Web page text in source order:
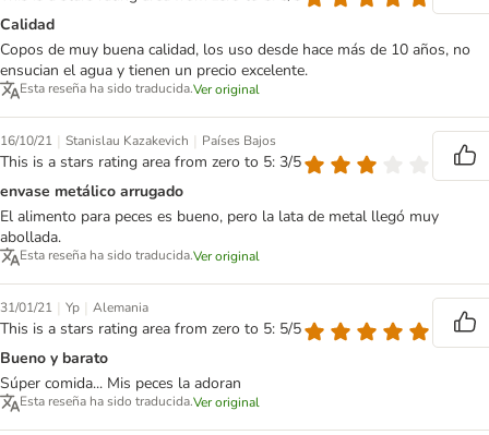
Calidad
Copos de muy buena calidad, los uso desde hace más de 10 años, no
ensucian el agua y tienen un precio excelente.
Esta reseña ha sido traducida.Ver original
16/10/21 | Stanislau Kazakevich | Países Bajos
This is a stars rating area from zero to 5: 3/5
envase metálico arrugado
El alimento para peces es bueno, pero la lata de metal llegó muy
abollada.
Esta reseña ha sido traducida.Ver original
31/01/21 | Yp | Alemania
This is a stars rating area from zero to 5: 5/5
Bueno y barato
Súper comida... Mis peces la adoran
Esta reseña ha sido traducida.Ver original